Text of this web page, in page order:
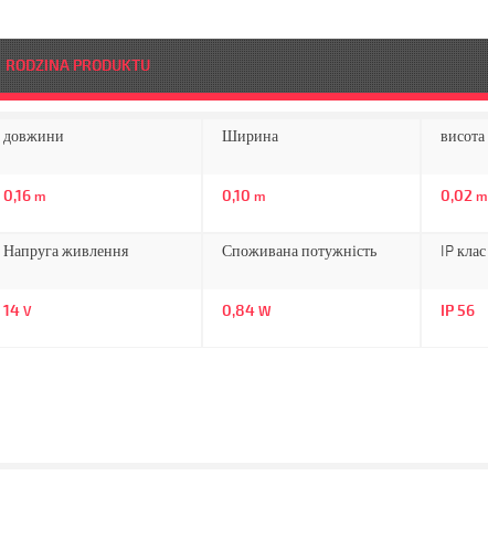
RODZINA PRODUKTU
довжини
0,16 m
Ширина
0,10 m
висота
0,02 m
Напруга живлення
14 V
Споживана потужність
0,84 W
IP клас
IP 56